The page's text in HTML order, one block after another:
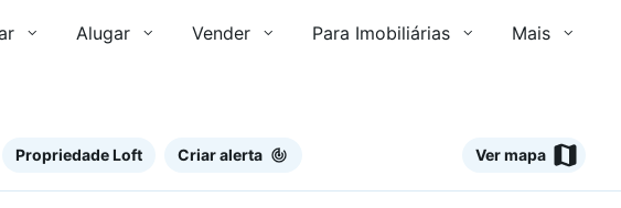
Alugar Vender Para Imobiliárias Mais
Propriedade Loft Criar alerta Ver mapa